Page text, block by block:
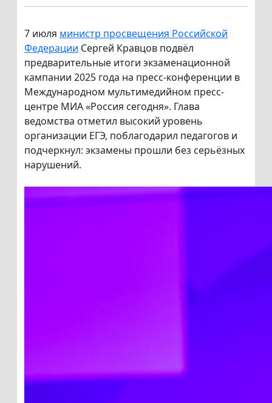
7 июля министр просвещения Российской
Федерации Сергей Кравцов подвёл
предварительные итоги экзаменационной
кампании 2025 года на пресс-конференции в
Международном мультимедийном пресс-
центре МИА «Россия сегодня». Глава
ведомства отметил высокий уровень
организации ЕГЭ, поблагодарил педагогов и
подчеркнул: экзамены прошли без серьёзных
нарушений.